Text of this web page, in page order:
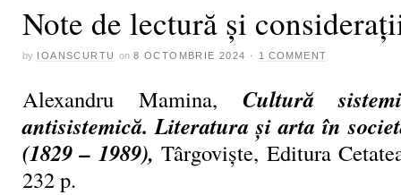
Note de lectură și
by IOANSCURTU on 8 OCTOMBRIE 2024 · 1 COMMENT
Alexandru Mamina, Cultură
antisistemică. Literatura și arta în
(1829 – 1989), Târgoviște, Editura
232 p.